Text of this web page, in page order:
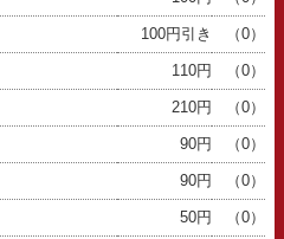
100円引き （0）
110円 （0）
210円 （0）
90円 （0）
90円 （0）
50円 （0）